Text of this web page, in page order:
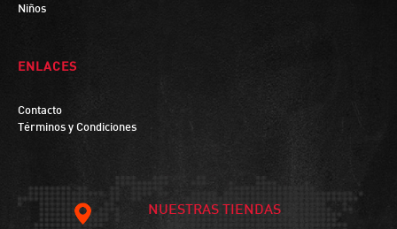
Niños
ENLACES
Contacto
Términos y Condiciones
NUESTRAS TIENDAS